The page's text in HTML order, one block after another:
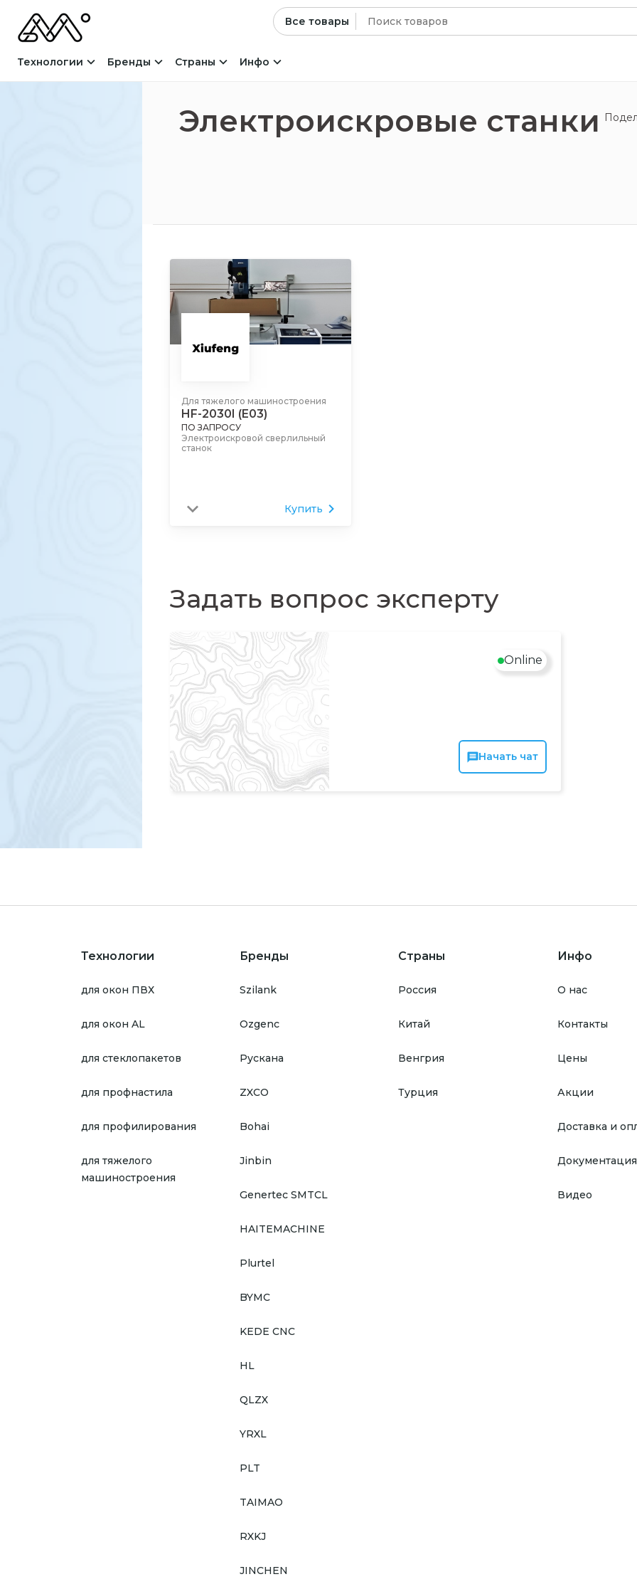
Все товары Искать:
Технологии Бренды Страны Инфо
Электроискровые станки
Для тяжелого машиностроения
HF-2030I (E03)
ПО ЗАПРОСУ
Электроискровой сверлильный
станок
Купить
Задать вопрос эксперту
Online
Начать чат
Технологии
для окон ПВХ
для окон AL
для стеклопакетов
для профнастила
для профилирования
для тяжелого
машиностроения
Бренды
Szilank
Ozgenc
Рускана
ZXCO
Bohai
Jinbin
Genertec SMTCL
HAITEMACHINE
Plurtel
BYMC
KEDE CNC
HL
QLZX
YRXL
PLT
TAIMAO
RXKJ
JINCHEN
Страны
Россия
Китай
Венгрия
Турция
Инфо
О нас
Контакты
Цены
Акции
Доставка и
Документация
Видео